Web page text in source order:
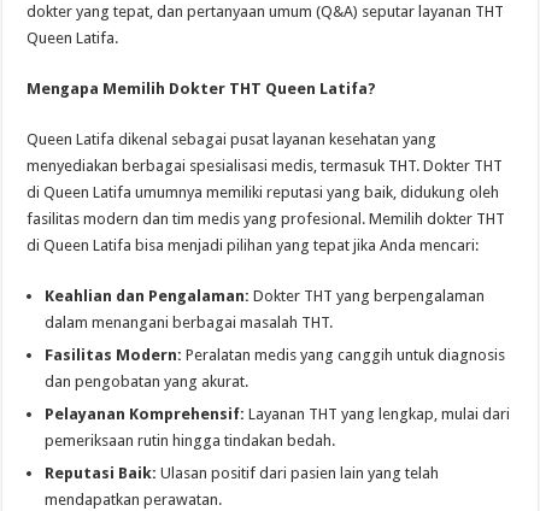
dokter yang tepat, dan pertanyaan umum (Q&A) seputar layanan THT
Queen Latifa.
Mengapa Memilih Dokter THT Queen Latifa?
Queen Latifa dikenal sebagai pusat layanan kesehatan yang
menyediakan berbagai spesialisasi medis, termasuk THT. Dokter THT
di Queen Latifa umumnya memiliki reputasi yang baik, didukung oleh
fasilitas modern dan tim medis yang profesional. Memilih dokter THT
di Queen Latifa bisa menjadi pilihan yang tepat jika Anda mencari:
Keahlian dan Pengalaman: Dokter THT yang berpengalaman
dalam menangani berbagai masalah THT.
Fasilitas Modern: Peralatan medis yang canggih untuk diagnosis
dan pengobatan yang akurat.
Pelayanan Komprehensif: Layanan THT yang lengkap, mulai dari
pemeriksaan rutin hingga tindakan bedah.
Reputasi Baik: Ulasan positif dari pasien lain yang telah
mendapatkan perawatan.